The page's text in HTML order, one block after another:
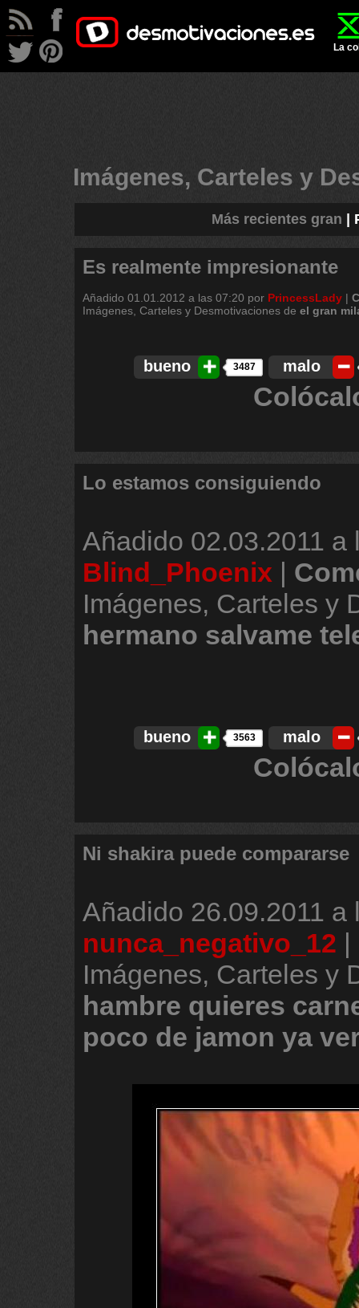
La
Imágenes, Carteles y
Más recientes gran
Es realmente impresionante
Añadido 01.01.2012 a las 07:20 por PrincessLady |
Imágenes, Carteles y Desmotivaciones de el gran
bueno 3487 malo
Lo estamos consiguiendo
Añadido 02.03.2011 a
Blind_Phoenix |
Imágenes, Carteles y
hermano salvame
bueno 3563 malo
Ni shakira puede compararse
Añadido 26.09.2011 a
nunca_negativo_12 |
Imágenes, Carteles y
hambre quieres
poco de jamon ya